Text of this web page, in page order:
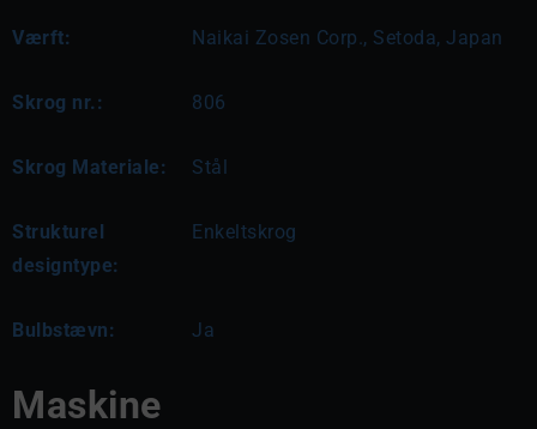
Værft: Naikai Zosen Corp., Setoda, Japan
Skrog nr.: 806
Skrog Materiale: Stål
Strukturel
designtype:
Enkeltskrog
Bulbstævn: Ja
Maskine